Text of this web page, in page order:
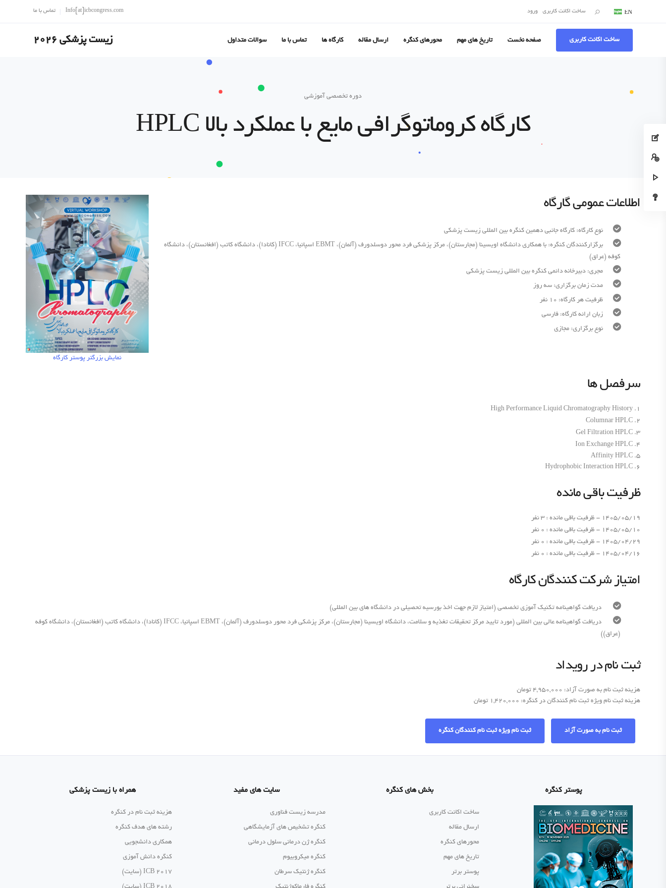
تماس با ما Info[at]icbcongress.com ورود ساخت اکانت کاربری جستجو: EN
زیست پزشکی 2026 سوالات متداول تماس با ما کارگاه ها ارسال مقاله محورهای کنگره تاریخ های مهم صفحه نخست ساخت اکانت کاربری
دوره تخصصی آموزشی
کارگاه کروماتوگرافی مایع با عملکرد بالا HPLC
نمایش بزرگتر پوستر کارگاه
اطلاعات عمومی گارگاه
نوع کارگاه: کارگاه جانبی دهمین کنگره بین المللی زیست پزشکی
برگزارکنندگان کنگره: با همکاری دانشگاه اویسینا (مجارستان)، مرکز پزشکی فرد محور دوسلدورف (آلمان)، EBMT اسپانیا، IFCC (کانادا)، دانشگاه کاتب (افغانستان)، دانشگاه
کوفه (عراق)
مجری: دبیرخانه دائمی کنگره بین المللی زیست پزشکی
مدت زمان برگزاری: سه روز
ظرفیت هر کارگاه: 10 نفر
زبان ارائه کارگاه: فارسی
نوع برگزاری: مجازی
سرفصل ها
1. High Performance Liquid Chromatography History
2. Columnar HPLC
3. Gel Filtration HPLC
4. Ion Exchange HPLC
5. Affinity HPLC
6. Hydrophobic Interaction HPLC
ظرفیت باقی مانده
1405/05/19 - ظرفیت باقی مانده : 3 نفر
1405/05/10 - ظرفیت باقی مانده : 0 نفر
1405/04/29 - ظرفیت باقی مانده : 0 نفر
1405/04/16 - ظرفیت باقی مانده : 0 نفر
امتیاز شرکت کنندگان کارگاه
دریافت گواهینامه تکنیک آموزی تخصصی (امتیاز لازم جهت اخذ بورسیه تحصیلی در دانشگاه های بین المللی)
دریافت گواهینامه عالی بین المللی (مورد تایید مرکز تحقیقات تغذیه و سلامت، دانشگاه اویسینا (مجارستان)، مرکز پزشکی فرد محور دوسلدورف (آلمان)، EBMT اسپانیا، IFCC (کانادا)، دانشگاه کاتب (افغانستان)، دانشگاه کوفه
(عراق))
ثبت نام در رویداد
هزینه ثبت نام به صورت آزاد: 4,950,000 تومان
هزینه ثبت نام ویژه ثبت نام کنندگان در کنگره: 1,420,000 تومان
ثبت نام به صورت آزاد ثبت نام ویژه ثبت نام کنندگان کنگره
همراه با زیست پزشکی
هزینه ثبت نام در کنگره
رشته های هدف کنگره
همکاری دانشجویی
کنگره دانش آموزی
ICB 2017 (سایت)
سایت های مفید
مدرسه زیست فناوری
کنگره تشخیص های آزمایشگاهی
کنگره ژن درمانی سلول درمانی
کنگره میکروبیوم
کنگره ژنتیک سرطان
بخش های کنگره
ساخت اکانت کاربری
ارسال مقاله
محورهای کنگره
تاریخ های مهم
پوستر برتر
پوستر کنگره